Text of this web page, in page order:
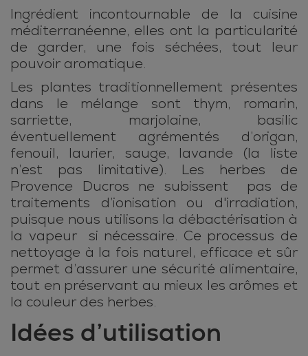
Ingrédient incontournable de la cuisine
méditerranéenne, elles ont la particularité
de garder, une fois séchées, tout leur
pouvoir aromatique.
Les plantes traditionnellement présentes
dans le mélange sont thym, romarin,
sarriette, marjolaine, basilic
éventuellement agrémentés d’origan,
fenouil, laurier, sauge, lavande (la liste
n’est pas limitative). Les herbes de
Provence Ducros ne subissent pas de
traitements d’ionisation ou d'irradiation,
puisque nous utilisons la débactérisation à
la vapeur si nécessaire. Ce processus de
nettoyage à la fois naturel, efficace et sûr
permet d’assurer une sécurité alimentaire,
tout en préservant au mieux les arômes et
la couleur des herbes.
Idées d’utilisation